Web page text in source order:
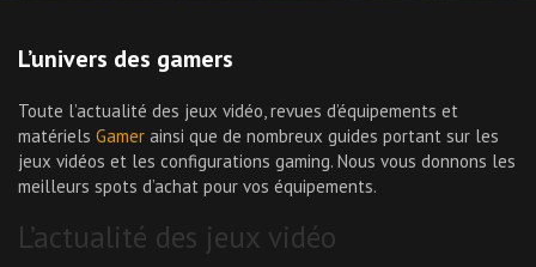
L’univers des gamers
Toute l’actualité des jeux vidéo, revues d’équipements et
matériels Gamer ainsi que de nombreux guides portant sur les
jeux vidéos et les configurations gaming. Nous vous donnons les
meilleurs spots d’achat pour vos équipements.
L’actualité des jeux vidéo